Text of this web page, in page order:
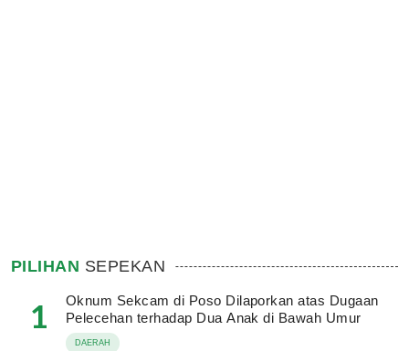
PILIHAN SEPEKAN
1
Oknum Sekcam di Poso Dilaporkan atas Dugaan
Pelecehan terhadap Dua Anak di Bawah Umur
DAERAH